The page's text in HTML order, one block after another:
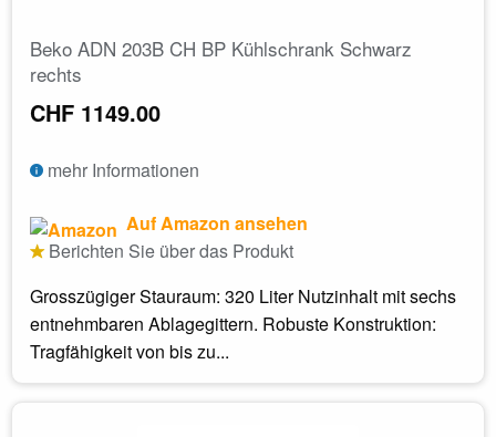
Beko ADN 203B CH BP Kühlschrank Schwarz
rechts
CHF 1149.00
mehr Informationen
Auf Amazon ansehen
Berichten Sie über das Produkt
Grosszügiger Stauraum: 320 Liter Nutzinhalt mit sechs
entnehmbaren Ablagegittern. Robuste Konstruktion:
Tragfähigkeit von bis zu...